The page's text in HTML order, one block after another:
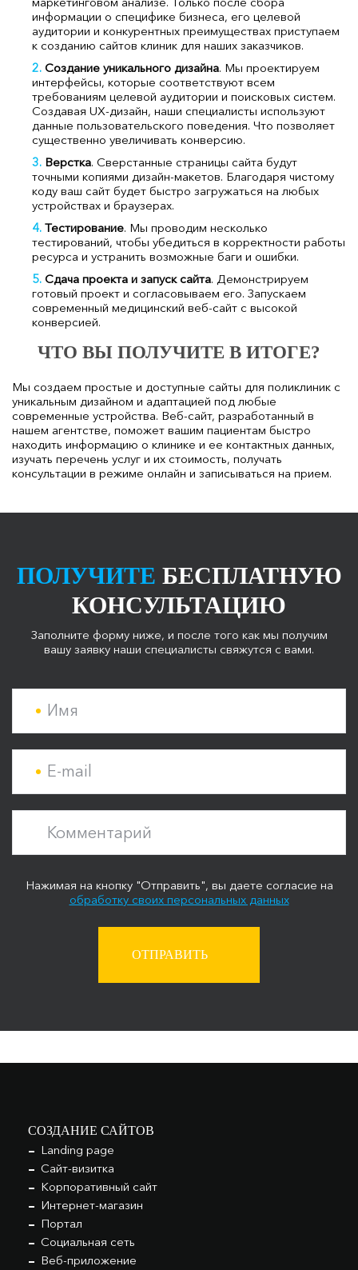
информации о специфике бизнеса, его целевой
аудитории и конкурентных преимуществах приступаем
к созданию сайтов клиник для наших заказчиков.
Создание уникального дизайна. Мы проектируем
интерфейсы, которые соответствуют всем
требованиям целевой аудитории и поисковых систем.
Создавая UX-дизайн, наши специалисты используют
данные пользовательского поведения. Что позволяет
существенно увеличивать конверсию.
Верстка. Сверстанные страницы сайта будут
точными копиями дизайн-макетов. Благодаря чистому
коду ваш сайт будет быстро загружаться на любых
устройствах и браузерах.
Тестирование. Мы проводим несколько
тестирований, чтобы убедиться в корректности работы
ресурса и устранить возможные баги и ошибки.
Сдача проекта и запуск сайта. Демонстрируем
готовый проект и согласовываем его. Запускаем
современный медицинский веб-сайт с высокой
конверсией.
ЧТО ВЫ ПОЛУЧИТЕ В ИТОГЕ?
Мы создаем простые и доступные сайты для поликлиник с
уникальным дизайном и адаптацией под любые
современные устройства. Веб-сайт, разработанный в
нашем агентстве, поможет вашим пациентам быстро
находить информацию о клинике и ее контактных данных,
изучать перечень услуг и их стоимость, получать
консультации в режиме онлайн и записываться на прием.
ПОЛУЧИТЕ БЕСПЛАТНУЮ
КОНСУЛЬТАЦИЮ
Заполните форму ниже, и после того как мы получим
вашу заявку наши специалисты свяжутся с вами.
Имя
E-mail
Комментарий
Нажимая на кнопку "Отправить", вы даете согласие на
обработку своих персональных данных
ОТПРАВИТЬ
СОЗДАНИЕ САЙТОВ
Landing page
Сайт-визитка
Корпоративный сайт
Интернет-магазин
Портал
Социальная сеть
Веб-приложение